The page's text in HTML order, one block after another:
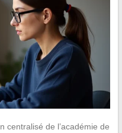
centralisé de l’académie de